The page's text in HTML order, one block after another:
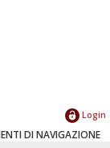
Login
DI NAVIGAZIONE